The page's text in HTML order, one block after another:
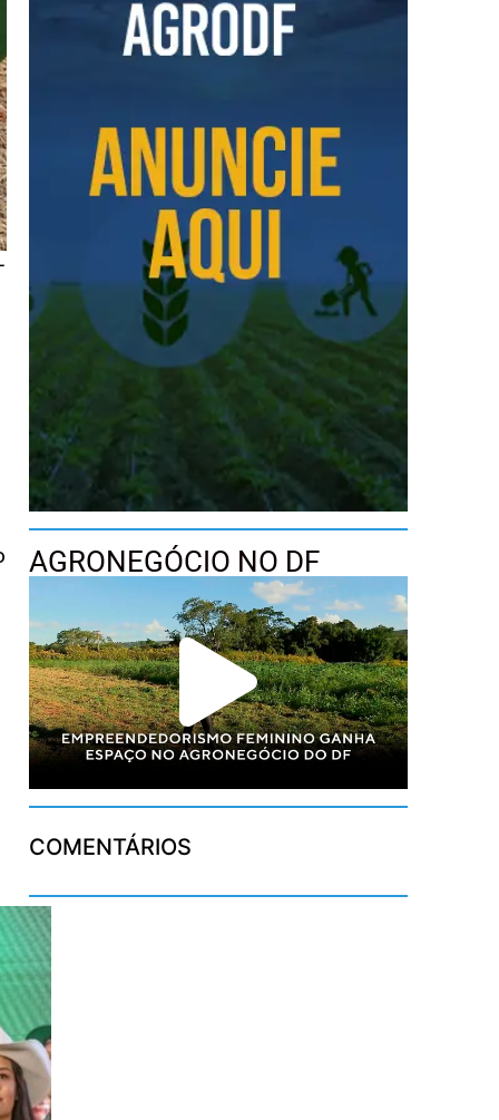
AGRONEGÓCIO NO DF
COMENTÁRIOS